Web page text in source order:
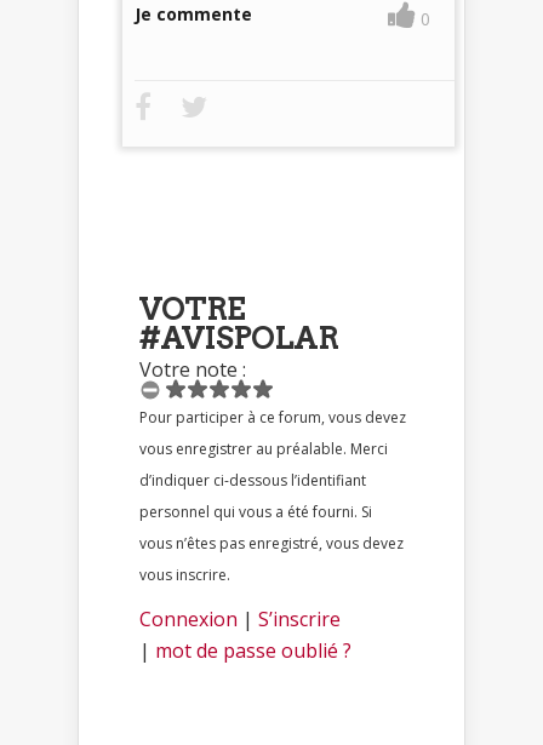
Je commente 0
VOTRE
#AVISPOLAR
Votre note :
Pour participer à ce forum, vous devez
vous enregistrer au préalable. Merci
d’indiquer ci-dessous l’identifiant
personnel qui vous a été fourni. Si
vous n’êtes pas enregistré, vous devez
vous inscrire.
Connexion | S’inscrire
| mot de passe oublié ?